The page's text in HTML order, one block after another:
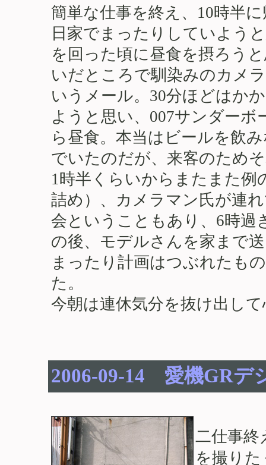
簡単な仕事を終え、10時半
日家でまったりしていよう
を回った頃に昼食を摂ろう
いだところで馴染みのカメ
いうメール。30分ほどはか
ようと思い、007サンダー
ら昼食。本当はビールを飲
でいたのだが、来客のため
1時半くらいからまたまた例
詰め）、カメラマン氏が連
会ということもあり、6時過
の後、モデルさんを家まで
まったり計画はつぶれたも
た。
今朝は連休気分を抜け出し
2006-09-14 愛機GRデ
二仕事終
を撮り